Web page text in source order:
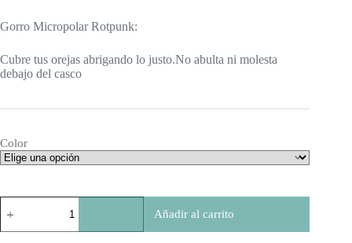
Gorro Micropolar Rotpunk:
Cubre tus orejas abrigando lo justo.No abulta ni molesta
debajo del casco
Color
Micropolar
Rotpunk
Añadir al carrito